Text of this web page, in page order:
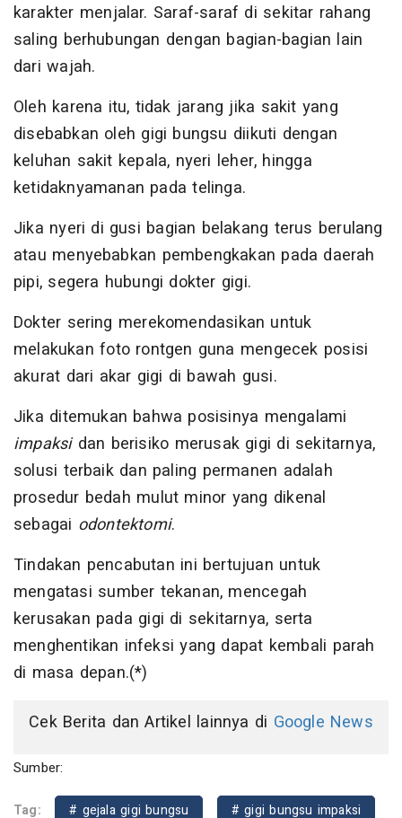
karakter menjalar. Saraf-saraf di sekitar rahang
saling berhubungan dengan bagian-bagian lain
dari wajah.
Oleh karena itu, tidak jarang jika sakit yang
disebabkan oleh gigi bungsu diikuti dengan
keluhan sakit kepala, nyeri leher, hingga
ketidaknyamanan pada telinga.
Jika nyeri di gusi bagian belakang terus berulang
atau menyebabkan pembengkakan pada daerah
pipi, segera hubungi dokter gigi.
Dokter sering merekomendasikan untuk
melakukan foto rontgen guna mengecek posisi
akurat dari akar gigi di bawah gusi.
Jika ditemukan bahwa posisinya mengalami
impaksidan berisiko merusak gigi di sekitarnya,
solusi terbaik dan paling permanen adalah
prosedur bedah mulut minor yang dikenal
sebagai odontektomi.
Tindakan pencabutan ini bertujuan untuk
mengatasi sumber tekanan, mencegah
kerusakan pada gigi di sekitarnya, serta
menghentikan infeksi yang dapat kembali parah
di masa depan.(*)
Cek Berita dan Artikel lainnya di Google News
Sumber:
Tag: # gejala gigi bungsu # gigi bungsu impaksi